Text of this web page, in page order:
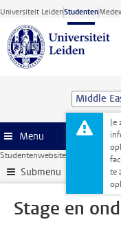
Ga direct naar de
Universiteit LeidenStudenten
Middle
Je
te
Menu
Studentenwebsite Stage &
Submenu
Stage en